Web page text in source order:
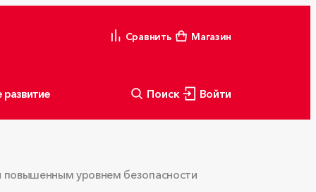
Сравнить Магазин
развитие Поиск Войти
повышенным уровнем безопасности